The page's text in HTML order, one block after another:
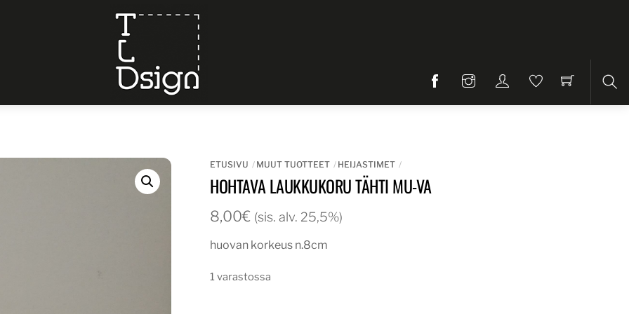
ETUSIVU MUUT TUOTTEET HEIJASTIMET
HOHTAVA LAUKKUKORU TÄHTI MU-VA
8,00€ (sis. alv. 25,5%)
huovan korkeus n.8cm
1 varastossa